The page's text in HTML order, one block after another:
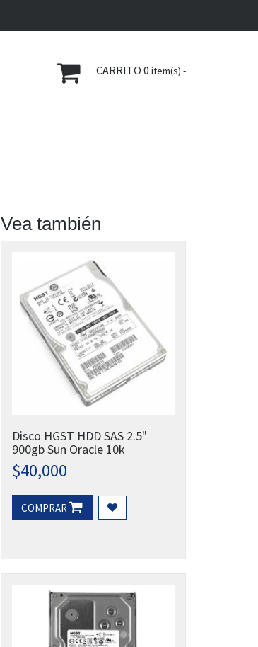
CARRITO 0 item(s) -
Vea también
Disco HGST HDD SAS 2.5"
900gb Sun Oracle 10k
$40,000
COMPRAR